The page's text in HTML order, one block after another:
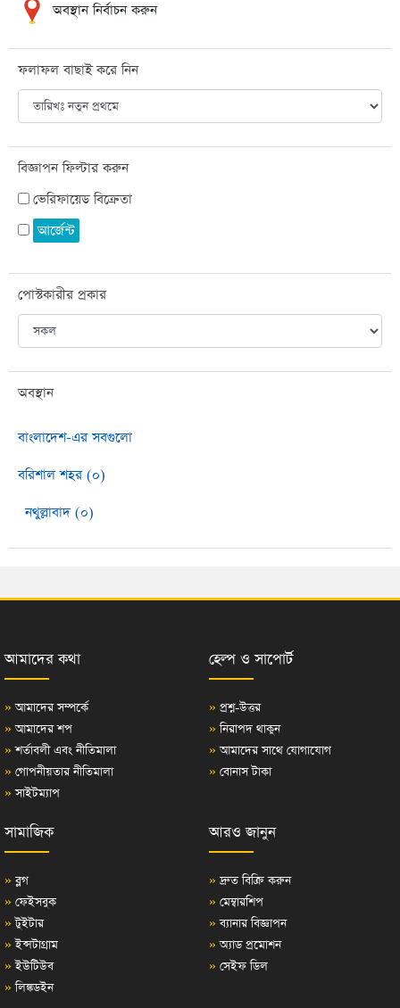
অবস্থান নির্বাচন করুন
ফলাফল বাছাই করে নিন
বিজ্ঞাপন ফিল্টার করুন
ভেরিফায়েড বিক্রেতা
আর্জেন্ট
পোস্টকারীর প্রকার
অবস্থান
বাংলাদেশ-এর সবগুলো
বরিশাল শহর (০)
নথুল্লাবাদ (০)
আমাদের কথা
» আমাদের সম্পর্কে
» আমাদের শপ
» শর্তাবলী এবং নীতিমালা
» গোপনীয়তার নীতিমালা
» সাইটম্যাপ
হেল্প ও সাপোর্ট
» প্রশ্ন-উত্তর
» নিরাপদ থাকুন
» আমাদের সাথে যোগাযোগ
» বোনাস টাকা
সামাজিক
» ব্লগ
» ফেইসবুক
» টুইটার
» ইন্সটাগ্রাম
» ইউটিউব
» লিঙ্কডইন
আরও জানুন
» দ্রুত বিক্রি করুন
» মেম্বারশিপ
» ব্যানার বিজ্ঞাপন
» অ্যাড প্রমোশন
» সেইফ ডিল